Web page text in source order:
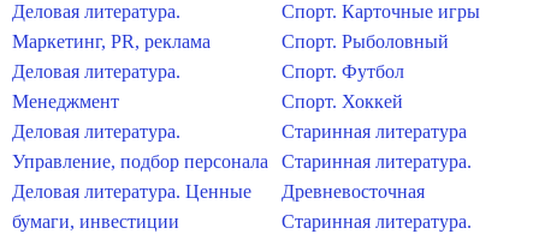
Деловая литература.
Маркетинг, PR, реклама
Деловая литература.
Менеджмент
Деловая литература.
Управление, подбор персонала
Деловая литература. Ценные
бумаги, инвестиции
Спорт. Карточные игры
Спорт. Рыболовный
Спорт. Футбол
Спорт. Хоккей
Старинная литература
Старинная литература.
Древневосточная
Старинная литература.